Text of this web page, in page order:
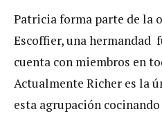
Patricia forma parte de la
Escoffier, una hermandad
cuenta con miembros en
Actualmente Richer es la
esta agrupación